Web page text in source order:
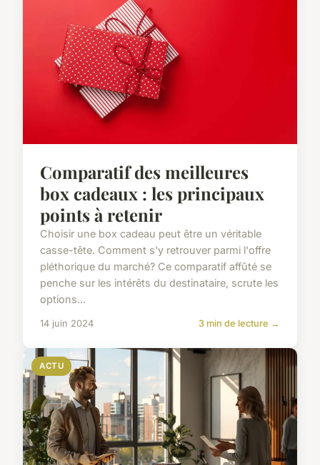
Comparatif des meilleures
box cadeaux : les principaux
points à retenir
Choisir une box cadeau peut être un véritable
casse-tête. Comment s'y retrouver parmi l'offre
pléthorique du marché? Ce comparatif affûté se
penche sur les intérêts du destinataire, scrute les
options...
14 juin 2024 3 min de lecture →
ACTU